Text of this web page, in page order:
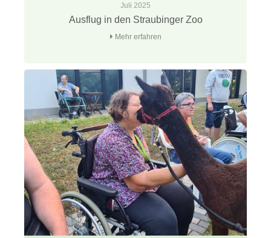
Juli 2025
Ausflug in den Straubinger Zoo
Mehr erfahren